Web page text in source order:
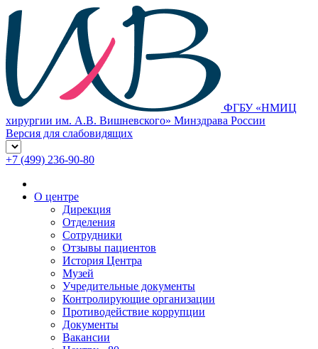
ФГБУ «НМИЦ
хирургии им. А.В. Вишневского» Минздрава России
Версия для слабовидящих
+7 (499) 236-90-80
О центре
Дирекция
Отделения
Сотрудники
Отзывы пациентов
История Центра
Музей
Учредительные документы
Контролирующие организации
Противодействие коррупции
Документы
Вакансии